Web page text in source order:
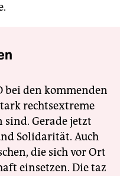
bei den kommenden
rechtsextreme
Gerade jetzt
Solidarität. Auch
die sich vor Ort
einsetzen. Die taz